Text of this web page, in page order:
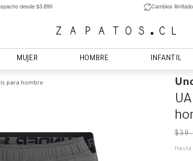
desde $3.890 Cambios
MUJER HOMBRE INFANTIL
para hombre
$39.
Hasta